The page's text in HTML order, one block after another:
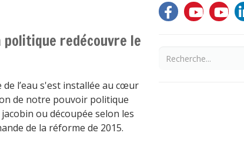
politique redécouvre le
l’eau s'est installée au cœur
de notre pouvoir politique
ou découpée selon les
de la réforme de 2015.